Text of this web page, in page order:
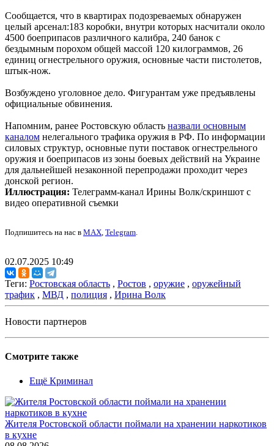
Сообщается, что в квартирах подозреваемых обнаружен
целый арсенал:183 коробки, внутри которых насчитали около
4500 боеприпасов различного калибра, 240 банок с
бездымным порохом общей массой 120 килограммов, 26
единиц огнестрельного оружия, основные части пистолетов,
штык-нож.
Возбуждено уголовное дело. Фигурантам уже предъявлены
официальные обвинения.
Напомним, ранее Ростовскую область назвали основным
каналом нелегального трафика оружия в РФ. По информации
силовых структур, основные пути поставок огнестрельного
оружия и боеприпасов из зоны боевых действий на Украине
для дальнейшей незаконной перепродажи проходит через
донской регион.
Иллюстрация: Телеграмм-канал Ирины Волк/скриншот с
видео оперативной съемки
Подпишитесь на нас в MAX, Telegram.
02.07.2025 10:49
Теги: Ростовская область , Ростов , оружие , оружейный
трафик , МВД , полиция , Ирина Волк
Новости партнеров
Смотрите также
Ещё Криминал
Жителя Ростовской области поймали на хранении наркотиков
в кухне